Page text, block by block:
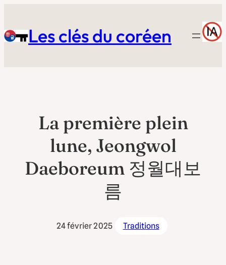
contenuLes clés du coréen
La première plein
lune, Jeongwol
Daeboreum 정월대보
름
24 février 2025 Traditions